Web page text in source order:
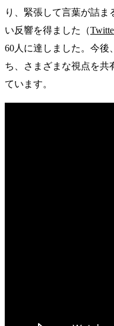
り、緊張して言葉が詰ま
い反響を得ました（
60人に達しました。今後
ち、さまざまな視点を共
ています。